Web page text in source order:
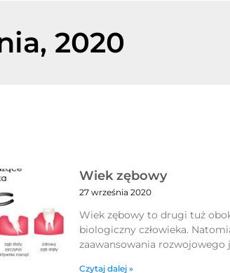
2020
Wiek zębowy
27 września 2020
Wiek zębowy to drugi tuż
biologiczny człowieka.
zaawansowania
Czytaj dalej »